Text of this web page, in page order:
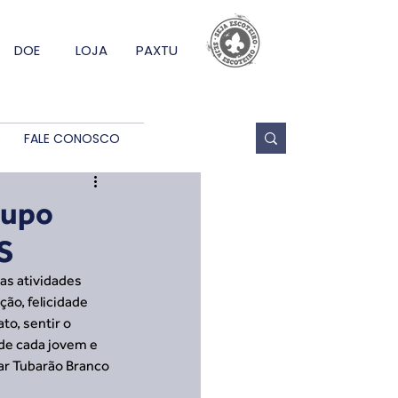
DOE LOJA PAXTU
FALE CONOSCO
atividades
felicidade
sentir o
cada jovem e
Tubarão Branco